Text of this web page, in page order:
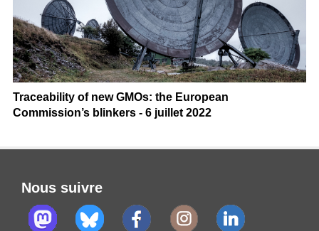
Traceability of new GMOs: the European
Commission’s blinkers - 6 juillet 2022
Nous suivre